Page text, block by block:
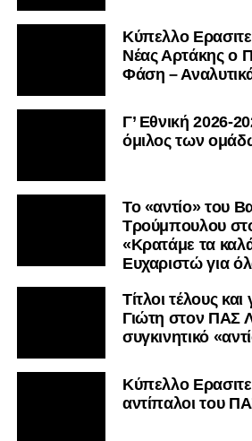
Kύπελλο
Nέας Αρτάκης ο
Φάση –
Γ’ Εθνική 2026-
όμιλος των
Το «αντίο» του
Τρούμπουλου
«Κρατάμε τα
Ευχαριστώ για
Τίτλοι τέλους
Γιώτη στον ΠΑΣ
συγκινητικό
Κύπελλο
αντίπαλοι του